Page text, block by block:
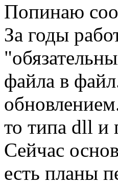
Попинаю
За годы
файла в
то типа dll и
Сейчас
есть планы